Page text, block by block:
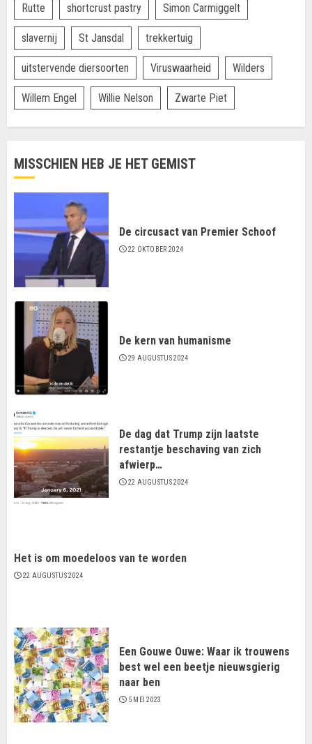
Rutte shortcrust pastry Simon Carmiggelt
slavernij St Jansdal trekkertuig
uitstervende diersoorten Viruswaarheid Wilders
Willem Engel Willie Nelson Zwarte Piet
MISSCHIEN HEB JE HET GEMIST
De circusact van Premier Schoof
22 OKTOBER 2024
De kern van humanisme
29 AUGUSTUS 2024
De dag dat Trump zijn laatste
restantje beschaving van zich
afwierp…
22 AUGUSTUS 2024
Het is om moedeloos van te worden
22 AUGUSTUS 2024
Een Gouwe Ouwe: Waar ik trouwens
best wel een beetje nieuwsgierig
naar ben
5 MEI 2023